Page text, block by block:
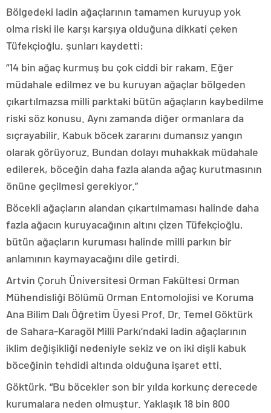
Bölgedeki ladin ağaçlarının tamamen kuruyup yok
olma riski ile karşı karşıya olduğuna dikkati çeken
Tüfekçioğlu, şunları kaydetti:
“14 bin ağaç kurmuş bu çok ciddi bir rakam. Eğer
müdahale edilmez ve bu kuruyan ağaçlar bölgeden
çıkartılmazsa milli parktaki bütün ağaçların kaybedilme
riski söz konusu. Aynı zamanda diğer ormanlara da
sıçrayabilir. Kabuk böcek zararını dumansız yangın
olarak görüyoruz. Bundan dolayı muhakkak müdahale
edilerek, böceğin daha fazla alanda ağaç kurutmasının
önüne geçilmesi gerekiyor.”
Böcekli ağaçların alandan çıkartılmaması halinde daha
fazla ağacın kuruyacağının altını çizen Tüfekçioğlu,
bütün ağaçların kuruması halinde milli parkın bir
anlamının kaymayacağını dile getirdi.
Artvin Çoruh Üniversitesi Orman Fakültesi Orman
Mühendisliği Bölümü Orman Entomolojisi ve Koruma
Ana Bilim Dalı Öğretim Üyesi Prof. Dr. Temel Göktürk
de Sahara-Karagöl Milli Parkı’ndaki ladin ağaçlarının
iklim değişikliği nedeniyle sekiz ve on iki dişli kabuk
böceğinin tehdidi altında olduğuna işaret etti.
Göktürk, “Bu böcekler son bir yılda korkunç derecede
kurumalara neden olmuştur. Yaklaşık 18 bin 800